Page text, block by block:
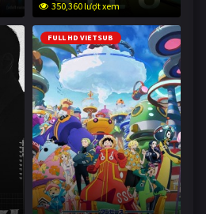
350,360 lượt xem
FULL HD VIETSUB